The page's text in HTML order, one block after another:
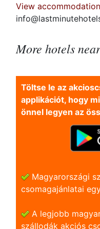
View
More hotels
Töltse le az
applikációt, hogy
önnel legyen az
Magyarországi
csomagajánlatai
A legjobb
szállodák akciós